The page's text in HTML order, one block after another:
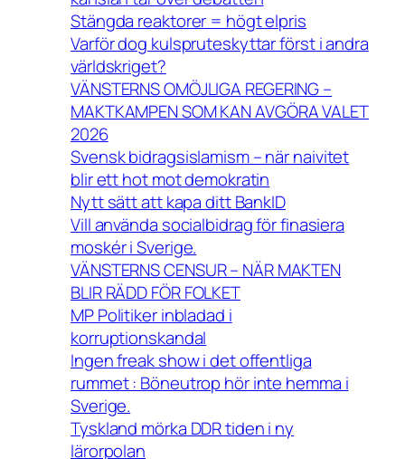
Stängda reaktorer = högt elpris
Varför dog kulspruteskyttar först i andra
världskriget?
VÄNSTERNS OMÖJLIGA REGERING –
MAKTKAMPEN SOM KAN AVGÖRA VALET
2026
Svensk bidragsislamism – när naivitet
blir ett hot mot demokratin
Nytt sätt att kapa ditt BankID
Vill använda socialbidrag för finasiera
moskér i Sverige.
VÄNSTERNS CENSUR – NÄR MAKTEN
BLIR RÄDD FÖR FOLKET
MP Politiker inbladad i
korruptionskandal
Ingen freak show i det offentliga
rummet : Böneutrop hör inte hemma i
Sverige.
Tyskland mörka DDR tiden i ny
lärorpolan